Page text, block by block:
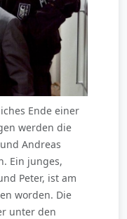
Ende einer
werden die
Andreas
Ein junges,
Peter, ist am
worden. Die
unter den